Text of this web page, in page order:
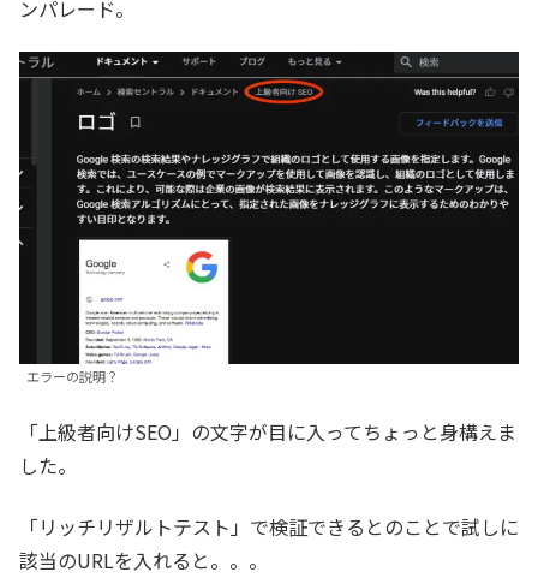
ンパレード。
エラーの説明？
「上級者向けSEO」の文字が目に入ってちょっと身構えま
した。
「リッチリザルトテスト」で検証できるとのことで試しに
該当のURLを入れると。。。